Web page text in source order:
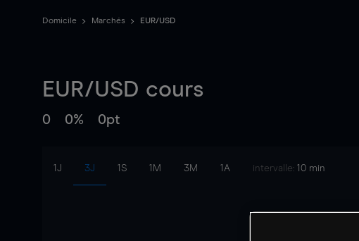
Domicile Marchés EUR/USD
EUR/USD cours
0 0% 0pt
1J 3J 1S 1M 3M 1A intervalle: 10 min